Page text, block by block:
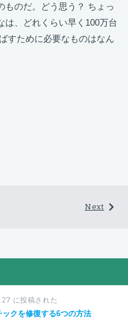
ものだ。どう思う？ ちょっ
は、どれくらい早く100万台
すために必要なものはなん
Next
に投稿された
ックを修復する6つの方法